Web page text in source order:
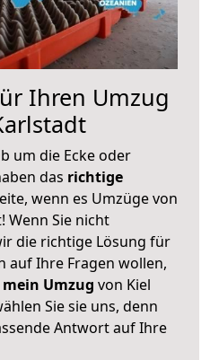
Ihren Umzug
um die Ecke oder
das richtige
wenn es Umzüge von
Wenn Sie nicht
die richtige Lösung für
auf Ihre Fragen wollen,
Umzug von Kiel
Sie sie uns, denn
Antwort auf Ihre